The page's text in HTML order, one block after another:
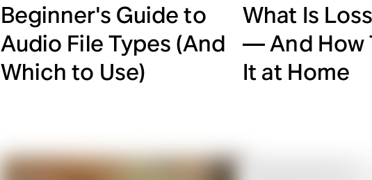
Beginner's Guide to
Audio File Types (And
Which to Use)
What Is
— And How
It at Home